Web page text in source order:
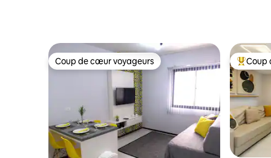
Coup de cœur voyageurs
Coup de cœur voyageurs Coups
Coup